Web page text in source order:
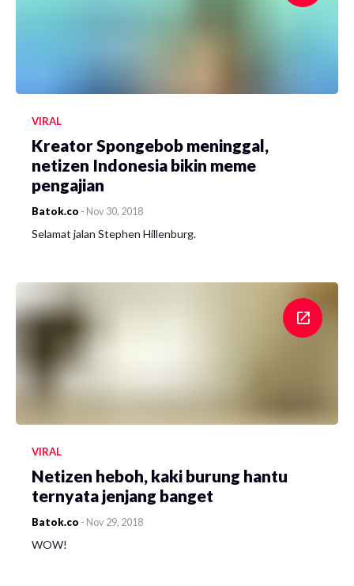
VIRAL
Kreator Spongebob meninggal,
netizen Indonesia bikin meme
pengajian
Batok.co - Nov 30, 2018
Selamat jalan Stephen Hillenburg.
VIRAL
Netizen heboh, kaki burung hantu
ternyata jenjang banget
Batok.co - Nov 29, 2018
WOW!